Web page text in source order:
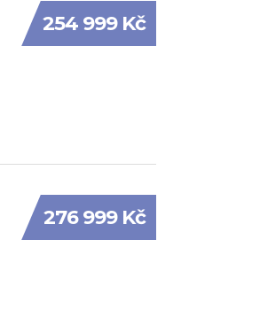
254 999 Kč
276 999 Kč